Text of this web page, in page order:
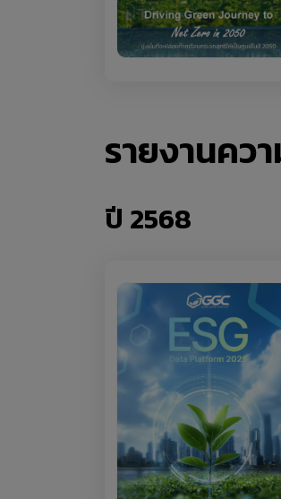
รายงานคว
ปี 2568